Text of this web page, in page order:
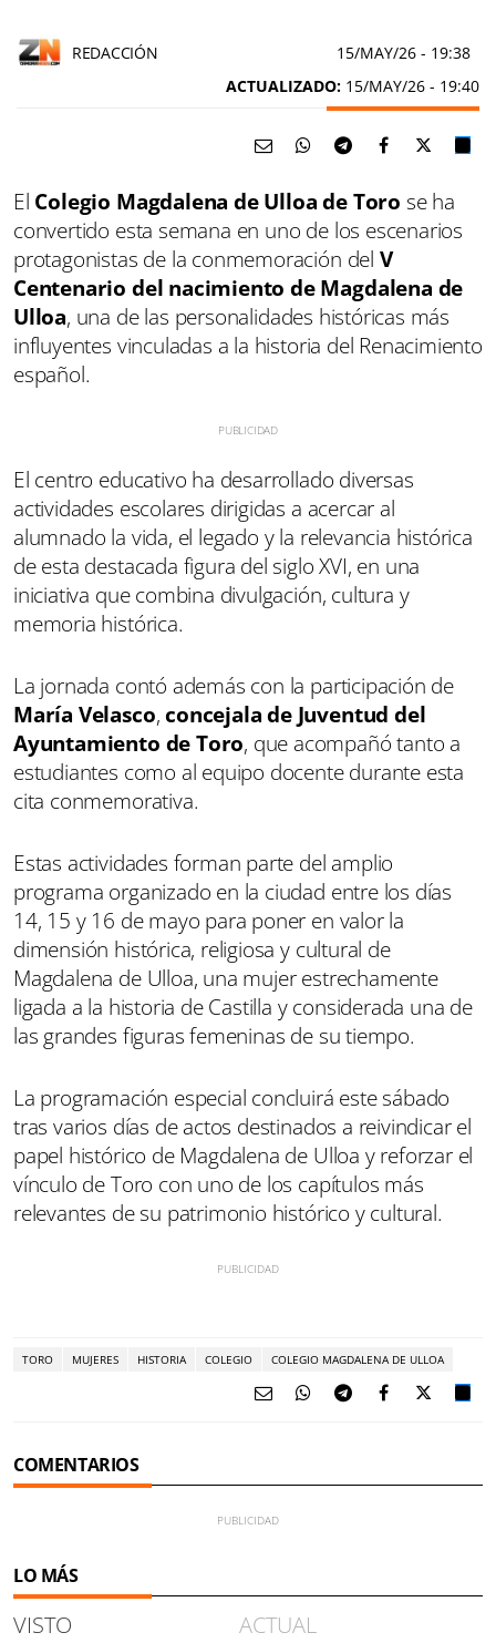
REDACCIÓN 15/MAY/26 - 19:38
ACTUALIZADO: 15/MAY/26 - 19:40
El Colegio Magdalena de Ulloa de Toro se ha
convertido esta semana en uno de los escenarios
protagonistas de la conmemoración del V
Centenario del nacimiento de Magdalena de
Ulloa, una de las personalidades históricas más
influyentes vinculadas a la historia del Renacimiento
español.
El centro educativo ha desarrollado diversas
actividades escolares dirigidas a acercar al
alumnado la vida, el legado y la relevancia histórica
de esta destacada figura del siglo XVI, en una
iniciativa que combina divulgación, cultura y
memoria histórica.
La jornada contó además con la participación de
María Velasco,concejala de Juventud del
Ayuntamiento de Toro, que acompañó tanto a
estudiantes como al equipo docente durante esta
cita conmemorativa.
Estas actividades forman parte del amplio
programa organizado en la ciudad entre los días
14, 15 y 16 de mayo para poner en valor la
dimensión histórica, religiosa y cultural de
Magdalena de Ulloa, una mujer estrechamente
ligada a la historia de Castilla y considerada una de
las grandes figuras femeninas de su tiempo.
La programación especial concluirá este sábado
tras varios días de actos destinados a reivindicar el
papel histórico de Magdalena de Ulloa y reforzar el
vínculo de Toro con uno de los capítulos más
relevantes de su patrimonio histórico y cultural.
TORO MUJERES HISTORIA COLEGIO COLEGIO MAGDALENA DE ULLOA
COMENTARIOS
LO MÁS
VISTO ACTUAL